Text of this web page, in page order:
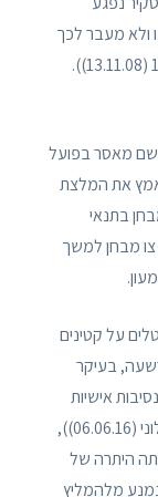
ולא מעבר לכך
מאסר בפועל
את המלצת
בתנאי
צו מבחן למשך
על קטינים
בעיקר
אישיות
חריגות (השוו: ע"פ 8690/15 מדינת ישראל נ' פלוני (06.06.16)),
היתרה של
מלהמליץ